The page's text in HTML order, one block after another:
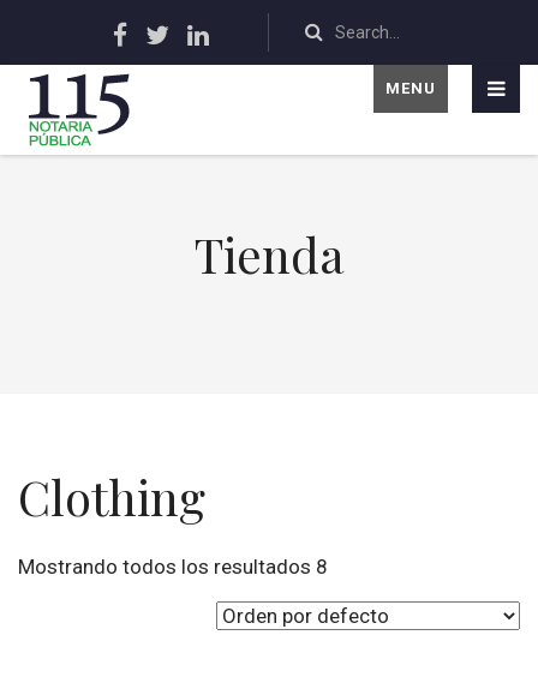
MENU
Tienda
Clothing
Mostrando todos los resultados 8